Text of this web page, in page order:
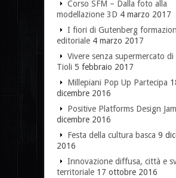
Corso SFM – Dalla foto alla
modellazione 3D 4 marzo 2017
I fiori di Gutenberg
editoriale 4 marzo 2017
Vivere senza supermercato di
Tioli 5 febbraio 2017
Millepiani Pop Up Partecipa
dicembre 2016
Positive Platforms Design Jam
dicembre 2016
Festa della cultura basca 9
2016
Innovazione diffusa, città e
territoriale 17 ottobre 2016